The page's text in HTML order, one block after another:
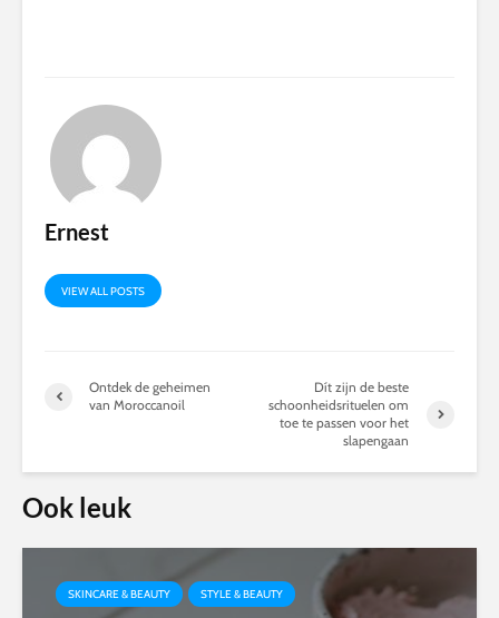
Ernest
VIEW ALL POSTS
Ontdek de geheimen
van Moroccanoil
Dít zijn de beste
schoonheidsrituelen om
toe te passen voor het
slapengaan
Ook leuk
SKINCARE & BEAUTY STYLE & BEAUTY